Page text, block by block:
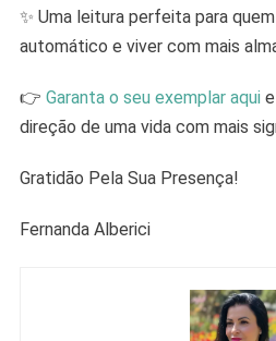
✨ Uma leitura perfeita para
automático e viver com mais
👉 Garanta o seu exemplar aquie
direção de uma vida com mais
Gratidão Pela Sua Presença!
Fernanda Alberici